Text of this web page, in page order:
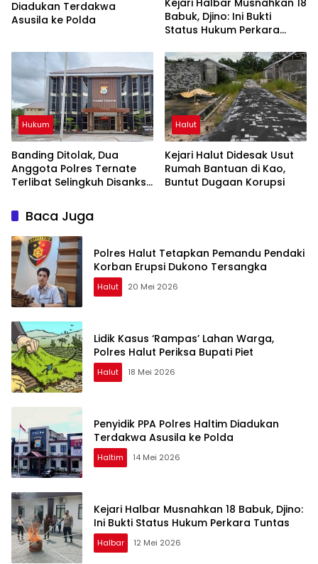
Diadukan Terdakwa
Asusila ke Polda
Kejari Halbar Musnahkan 18
Babuk, Djino: Ini Bukti
Status Hukum Perkara
Hukum
Banding Ditolak, Dua
Anggota Polres Ternate
Terlibat Selingkuh Disanksi
Halut
Kejari Halut Didesak Usut
Rumah Bantuan di Kao,
Buntut Dugaan Korupsi
Baca Juga
Polres Halut Tetapkan Pemandu Pendaki
Korban Erupsi Dukono Tersangka
Halut 20 Mei 2026
Lidik Kasus ‘Rampas’ Lahan Warga,
Polres Halut Periksa Bupati Piet
Halut 18 Mei 2026
Penyidik PPA Polres Haltim Diadukan
Terdakwa Asusila ke Polda
Haltim 14 Mei 2026
Kejari Halbar Musnahkan 18 Babuk, Djino:
Ini Bukti Status Hukum Perkara Tuntas
Halbar 12 Mei 2026